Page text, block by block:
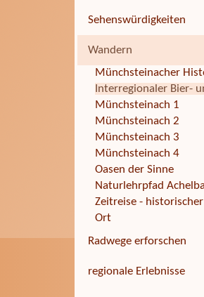
Sehenswürdigkeiten
Wandern
Münchsteinacher
Interregionaler Bier-
Münchsteinach 1
Münchsteinach 2
Münchsteinach 3
Münchsteinach 4
Oasen der Sinne
Naturlehrpfad
Zeitreise -
Ort
Radwege erforschen
regionale Erlebnisse